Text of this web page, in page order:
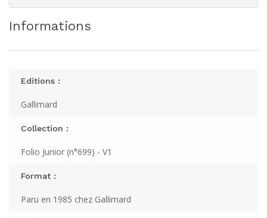
Informations
Editions :
Gallimard
Collection :
Folio Junior (n°699) - V1
Format :
Paru en 1985 chez Gallimard